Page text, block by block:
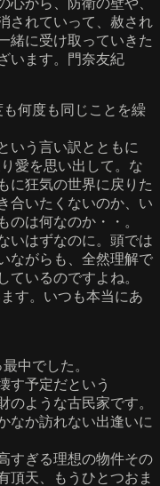
心から、防衛の壁や、
されていって、赦され
緒に受け取っていきた
います。門奈友紀
何度も同じことを繰
いう言い訳とともに
愛を思い出して。な
に狂気の世界に戻りた
合いたくないのか、い
のは何なのか・・。
いはずなのに。頭では
ながらも、全然理解で
ているのですよね。
す。いつも本当にあ
中でした。
す予定だという
のような古民家です。
なか訪れない出逢いに
すぎる理想の物件その
頂天、もうひとつおま